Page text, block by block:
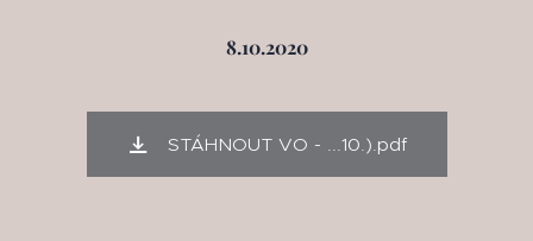
8.10.2020
STÁHNOUT VO - ...10.).pdf